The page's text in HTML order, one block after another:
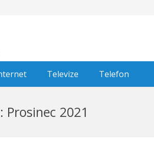
Televize Telefon
2021